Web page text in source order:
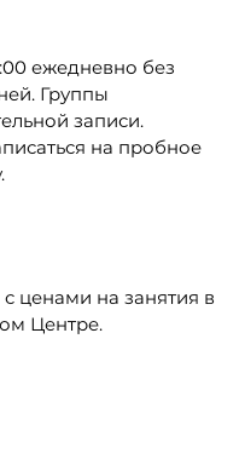
ежедневно без
Группы
записи.
на пробное
ценами на занятия в
Центре.